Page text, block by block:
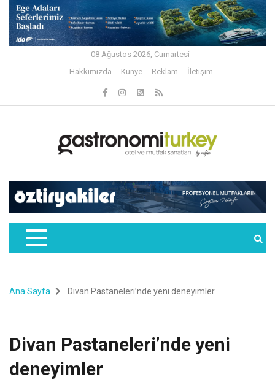
08 Ağustos 2026, Cumartesi
Hakkımızda
Künye Reklam İletişim
Ana Sayfa Divan Pastaneleri’nde yeni deneyimler
Divan Pastaneleri’nde yeni
deneyimler